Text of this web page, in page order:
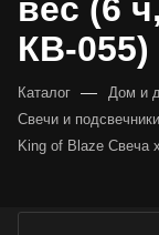
вес (6
КВ-055)
Каталог — Дом и
Свечи и подсвечники
King of Blaze Свеча